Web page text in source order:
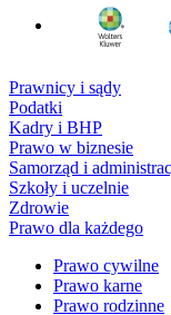
Prawnicy i sądy
Podatki
Kadry i BHP
Prawo w biznesie
Samorząd i
Szkoły i uczelnie
Zdrowie
Prawo dla każdego
Prawo cywilne
Prawo karne
Prawo rodzinne